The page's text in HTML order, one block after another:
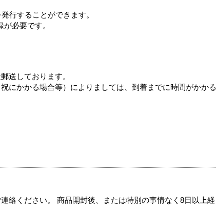
行することができます。
必要です。
送しております。
にかかる場合等）によりましては、到着までに時間がかかる
絡ください。 商品開封後、または特別の事情なく8日以上経